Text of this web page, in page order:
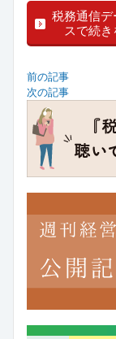
税務通信デ
スで続き
前の記事
次の記事